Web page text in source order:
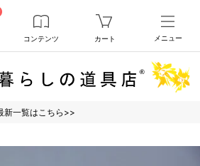
コンテンツ カート メニュー
新一覧はこちら>>